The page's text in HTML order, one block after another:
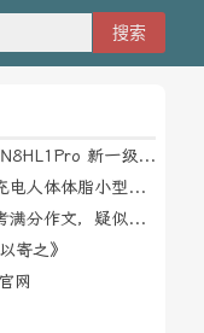
WAHIN 华凌 KFR-35GW/N8HL1Pro 新一级能效 壁挂式空调 1.5匹
电子称体重秤家用精准的充电人体体脂小型称重支持HUAWEI HiLink
网传的《东风的一生》高考满分作文，疑似自媒体或其他渠道炒作
寄之》
网